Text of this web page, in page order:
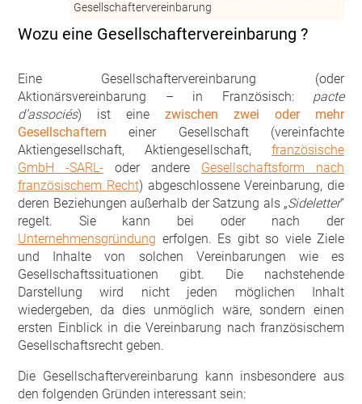
Gesellschaftervereinbarung
Wozu eine Gesellschaftervereinbarung ?
Eine Gesellschaftervereinbarung (oder
Aktionärsvereinbarung – in Französisch: pacte
d’associés) ist eine zwischen zwei oder mehr
Gesellschaftern einer Gesellschaft (vereinfachte
Aktiengesellschaft, Aktiengesellschaft, französische
GmbH -SARL- oder andere Gesellschaftsform nach
französischem Recht) abgeschlossene Vereinbarung, die
deren Beziehungen außerhalb der Satzung als „Sideletter“
regelt. Sie kann bei oder nach der
Unternehmensgründung erfolgen. Es gibt so viele Ziele
und Inhalte von solchen Vereinbarungen wie es
Gesellschaftssituationen gibt. Die nachstehende
Darstellung wird nicht jeden möglichen Inhalt
wiedergeben, da dies unmöglich wäre, sondern einen
ersten Einblick in die Vereinbarung nach französischem
Gesellschaftsrecht geben.
Die Gesellschaftervereinbarung kann insbesondere aus
den folgenden Gründen interessant sein: